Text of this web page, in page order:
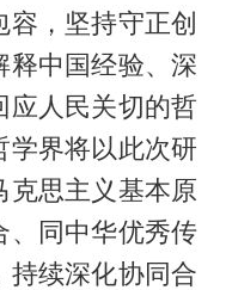
容，坚持守正创
释中国经验、深
应人民关切的哲
学界将以此次研
克思主义基本原
、同中华优秀传
持续深化协同合